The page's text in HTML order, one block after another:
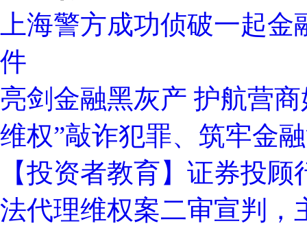
上海警方成功侦破一起
件
亮剑金融黑灰产 护航营
维权”敲诈犯罪、筑牢金
【投资者教育】证券投
法代理维权案二审宣判，